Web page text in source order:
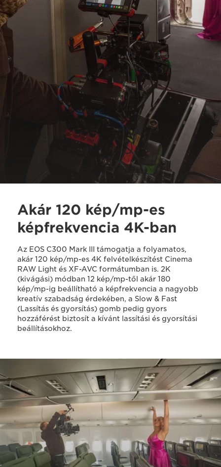
Akár 120 kép/mp-es
képfrekvencia 4K-ban
Az EOS C300 Mark III támogatja a folyamatos,
akár 120 kép/mp-es 4K felvételkészítést Cinema
RAW Light és XF-AVC formátumban is. 2K
(kivágási) módban 12 kép/mp-től akár 180
kép/mp-ig beállítható a képfrekvencia a nagyobb
kreatív szabadság érdekében, a Slow & Fast
(Lassítás és gyorsítás) gomb pedig gyors
hozzáférést biztosít a kívánt lassítási és gyorsítási
beállításokhoz.